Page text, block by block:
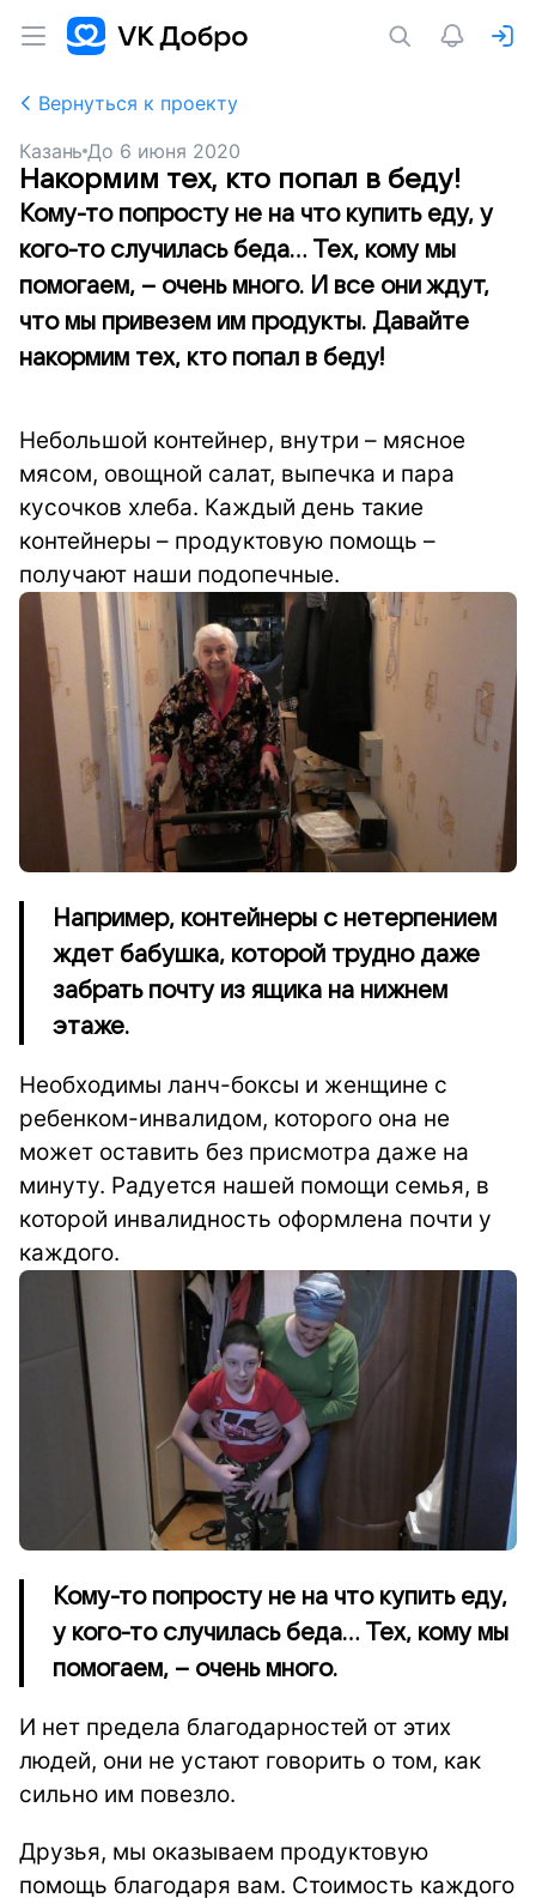
Вернуться к проекту
Казань До 6 июня 2020
Накормим тех, кто попал в беду!
Кому-то попросту не на что купить еду, у
кого-то случилась беда… Тех, кому мы
помогаем, – очень много. И все они ждут,
что мы привезем им продукты. Давайте
накормим тех, кто попал в беду!
Небольшой контейнер, внутри – мясное
мясом, овощной салат, выпечка и пара
кусочков хлеба. Каждый день такие
контейнеры – продуктовую помощь –
получают наши подопечные.
Например, контейнеры с нетерпением
ждет бабушка, которой трудно даже
забрать почту из ящика на нижнем
этаже.
Необходимы ланч-боксы и женщине с
ребенком-инвалидом, которого она не
может оставить без присмотра даже на
минуту. Радуется нашей помощи семья, в
которой инвалидность оформлена почти у
каждого.
Кому-то попросту не на что купить еду,
у кого-то случилась беда… Тех, кому мы
помогаем, – очень много.
И нет предела благодарностей от этих
людей, они не устают говорить о том, как
сильно им повезло.
Друзья, мы оказываем продуктовую
помощь благодаря вам. Стоимость каждого